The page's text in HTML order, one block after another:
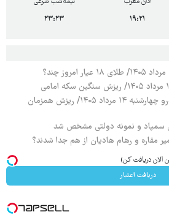
۱۹:۲۱
۲۳:۲۳
قیمت محصولات ایران خودرو چهارشنبه ۱۴ مرداد ۱۴۰۵/ ریزش همزمان
سمپاد و نمونه دولتی مشخص شد
مقاره و رهام هادیان از هم جدا شدند؟
دریافت اعتبار